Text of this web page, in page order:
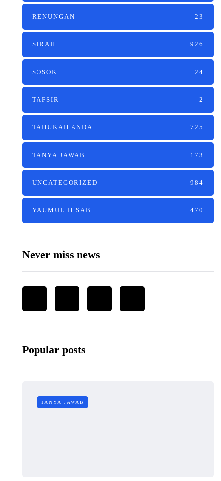
RENUNGAN 23
SIRAH 926
SOSOK 24
TAFSIR 2
TAHUKAH ANDA 725
TANYA JAWAB 173
UNCATEGORIZED 984
YAUMUL HISAB 470
Never miss news
Popular posts
TANYA JAWAB